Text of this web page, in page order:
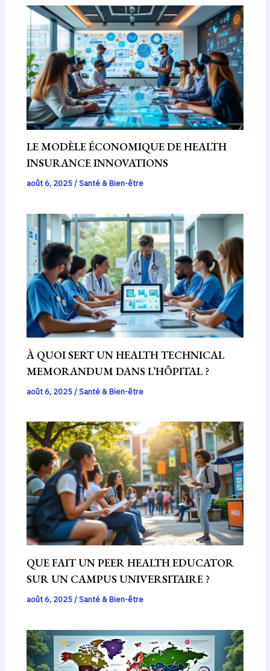
LE MODÈLE ÉCONOMIQUE DE HEALTH
INSURANCE INNOVATIONS
août 6, 2025/Santé & Bien-être
À QUOI SERT UN HEALTH TECHNICAL
MEMORANDUM DANS L’HÔPITAL ?
août 6, 2025/Santé & Bien-être
QUE FAIT UN PEER HEALTH EDUCATOR
SUR UN CAMPUS UNIVERSITAIRE ?
août 6, 2025/Santé & Bien-être